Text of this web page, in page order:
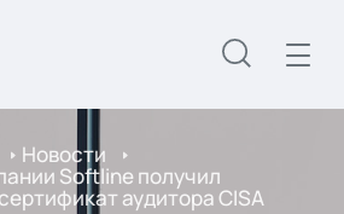
Новости
Softline получил
аудитора CISA